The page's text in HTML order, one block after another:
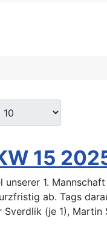
#
15
1.
ab. Tags
(je 1), Martin